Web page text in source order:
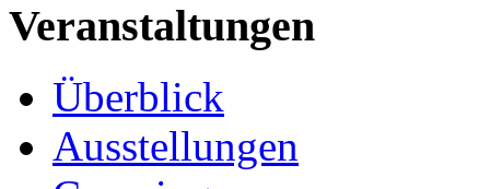
Veranstaltungen
Überblick
Ausstellungen